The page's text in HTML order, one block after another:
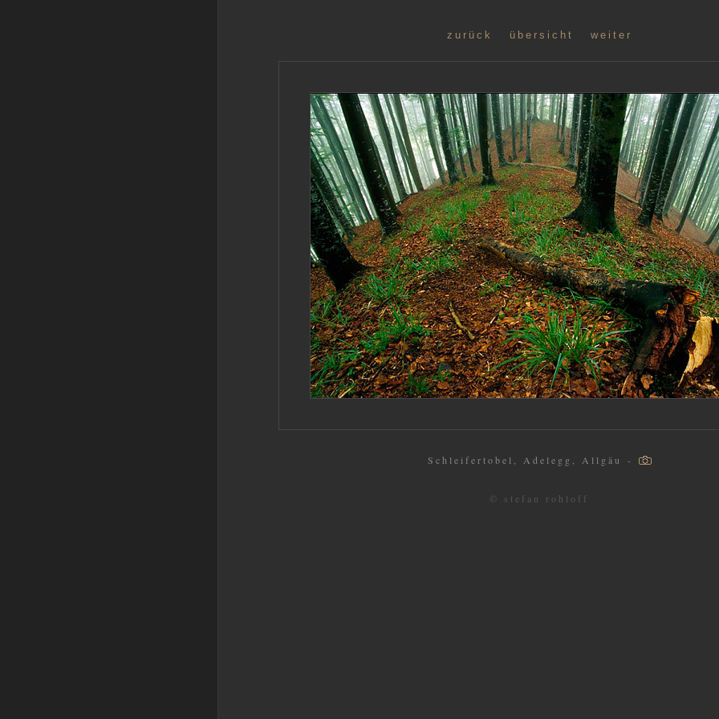
zurück übersicht weiter
Schleifertobel, Adelegg, Allgäu -
© stefan rohloff